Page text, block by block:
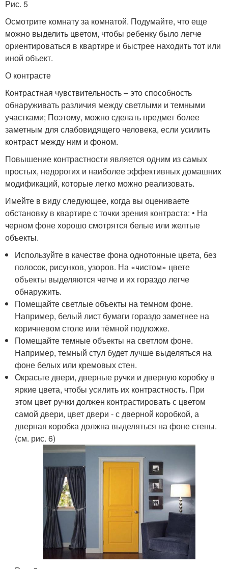
Рис. 5
Осмотрите комнату за комнатой. Подумайте, что еще
можно выделить цветом, чтобы ребенку было легче
ориентироваться в квартире и быстрее находить тот или
иной объект.
О контрасте
Контрастная чувствительность – это способность
обнаруживать различия между светлыми и темными
участками; Поэтому, можно сделать предмет более
заметным для слабовидящего человека, если усилить
контраст между ним и фоном.
Повышение контрастности является одним из самых
простых, недорогих и наиболее эффективных домашних
модификаций, которые легко можно реализовать.
Имейте в виду следующее, когда вы оцениваете
обстановку в квартире с точки зрения контраста: • На
черном фоне хорошо смотрятся белые или желтые
объекты.
Используйте в качестве фона однотонные цвета, без
полосок, рисунков, узоров. На «чистом» цвете
объекты выделяются четче и их гораздо легче
обнаружить.
Помещайте светлые объекты на темном фоне.
Например, белый лист бумаги гораздо заметнее на
коричневом столе или тёмной подложке.
Помещайте темные объекты на светлом фоне.
Например, темный стул будет лучше выделяться на
фоне белых или кремовых стен.
Окрасьте двери, дверные ручки и дверную коробку в
яркие цвета, чтобы усилить их контрастность. При
этом цвет ручки должен контрастировать с цветом
самой двери, цвет двери - с дверной коробкой, а
дверная коробка должна выделяться на фоне стены.
(см. рис. 6)